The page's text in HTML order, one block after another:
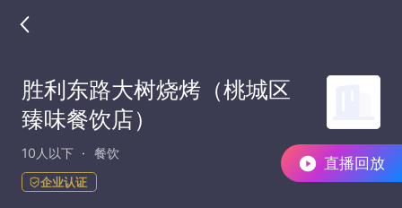
直播回放
胜利东路大树烧烤（桃城区
臻味餐饮店）
10人以下 餐饮
企业认证